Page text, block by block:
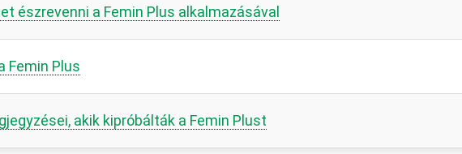
észrevenni a Femin Plus alkalmazásával
Femin Plus
akik kipróbálták a Femin Plust